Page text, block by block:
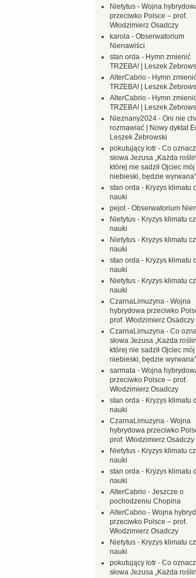
Nietytus - Wojna
przeciwko Polsce – prof.
Włodzimierz Osadczy
karola - Obserwatorium
Nienawiści
stan orda - Hymn zmienić
TRZEBA! | Leszek
AlterCabrio - Hymn
TRZEBA! | Leszek
AlterCabrio - Hymn
TRZEBA! | Leszek
Nieznany2024 - Oni nie
rozmawiać | Nowy dyktat
Leszek Żebrowski
pokutujący łotr - Co
słowa Jezusa „Każda
której nie sadził Ojciec mój
niebieski, będzie
stan orda - Kryzys klimatu
nauki
pejot- Obserwatorium
Nietytus - Kryzys klimatu
nauki
Nietytus - Kryzys klimatu
nauki
stan orda - Kryzys klimatu
nauki
Nietytus - Kryzys klimatu
nauki
CzarnaLimuzyna - Wojna
hybrydowa przeciwko
prof. Włodzimierz Osadczy
CzarnaLimuzyna - Co
słowa Jezusa „Każda
której nie sadził Ojciec mój
niebieski, będzie
sarmata - Wojna
przeciwko Polsce – prof.
Włodzimierz Osadczy
stan orda - Kryzys klimatu
nauki
CzarnaLimuzyna - Wojna
hybrydowa przeciwko
prof. Włodzimierz Osadczy
Nietytus - Kryzys klimatu
nauki
stan orda - Kryzys klimatu
nauki
AlterCabrio - Jeszcze o
pochodzeniu Chopina
AlterCabrio - Wojna
przeciwko Polsce – prof.
Włodzimierz Osadczy
Nietytus - Kryzys klimatu
nauki
pokutujący łotr - Co
słowa Jezusa „Każda